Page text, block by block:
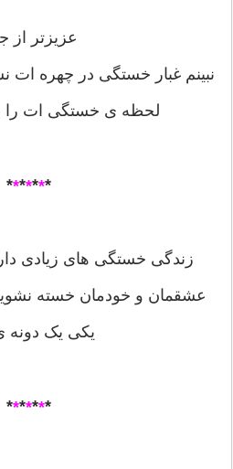
عزیزتر از
نبینم غبار خستگی در چهره ات
لحظه ی خستگی ات را
*
*
*
*
*
*
*
زندگی خستگی های زیادی
عشقمان و خودمان خسته
یکی یک
*
*
*
*
*
*
*